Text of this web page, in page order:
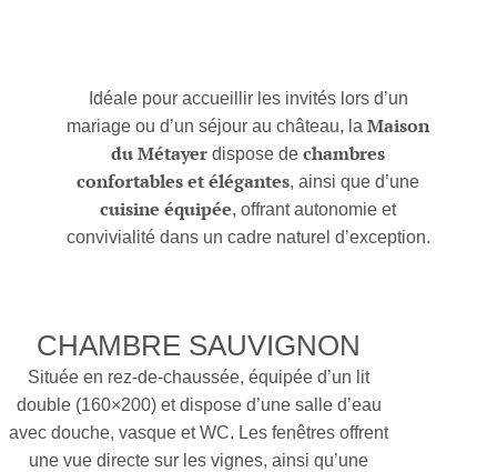
Idéale pour accueillir les invités lors d’un
mariage ou d’un séjour au château, laMaison
du Métayer dispose dechambres
confortables et élégantes, ainsi que d’une
cuisine équipée, offrant autonomie et
convivialité dans un cadre naturel d’exception.
CHAMBRE SAUVIGNON
Située en rez-de-chaussée, équipée d’un lit
double (160×200) et dispose d’une salle d’eau
avec douche, vasque et WC. Les fenêtres offrent
une vue directe sur les vignes, ainsi qu’une